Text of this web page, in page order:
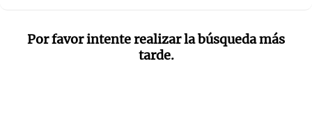
Por favor intente realizar la búsqueda más
tarde.